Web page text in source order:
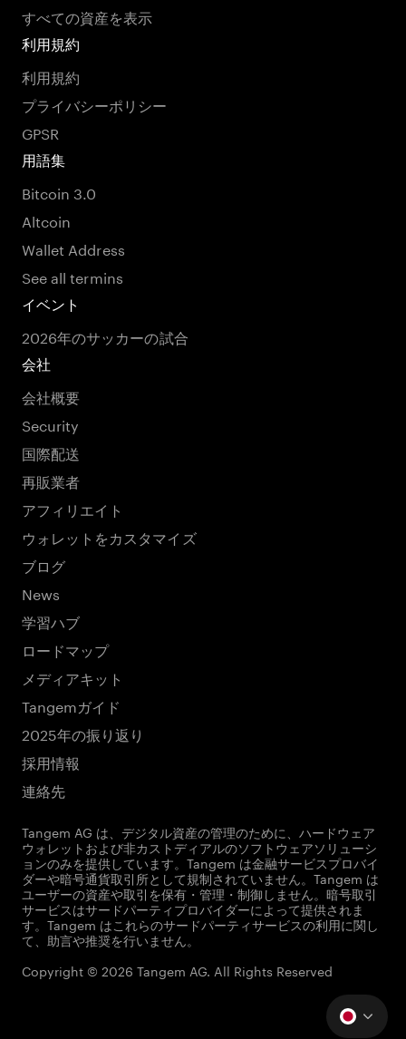
すべての資産を表示
利用規約
利用規約
プライバシーポリシー
GPSR
用語集
Bitcoin 3.0
Altcoin
Wallet Address
See all termins
イベント
2026年のサッカーの試合
会社
会社概要
Security
国際配送
再販業者
アフィリエイト
ウォレットをカスタマイズ
ブログ
News
学習ハブ
ロードマップ
メディアキット
Tangemガイド
2025年の振り返り
採用情報
連絡先
Tangem AG は、デジタル資産の管理のために、ハードウェア
ウォレットおよび非カストディアルのソフトウェアソリューシ
ョンのみを提供しています。Tangem は金融サービスプロバイ
ダーや暗号通貨取引所として規制されていません。Tangem は
ユーザーの資産や取引を保有・管理・制御しません。暗号取引
サービスはサードパーティプロバイダーによって提供されま
す。Tangem はこれらのサードパーティサービスの利用に関し
て、助言や推奨を行いません。